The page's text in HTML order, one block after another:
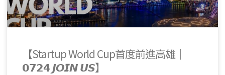
【Startup World Cup首度前進高雄｜
𝟬𝟳𝟮𝟰 𝙅𝙊𝙄𝙉 𝙐𝙎】